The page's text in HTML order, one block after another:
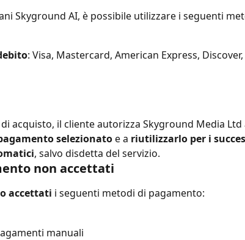
Skyground AI, è possibile utilizzare i seguenti
: Visa, Mastercard, American Express,
acquisto, il cliente autorizza Skyground Media Ltd
selezionato e a riutilizzarlo per i
, salvo disdetta del servizio.
non accettati
accettati i seguenti metodi di pagamento:
manuali